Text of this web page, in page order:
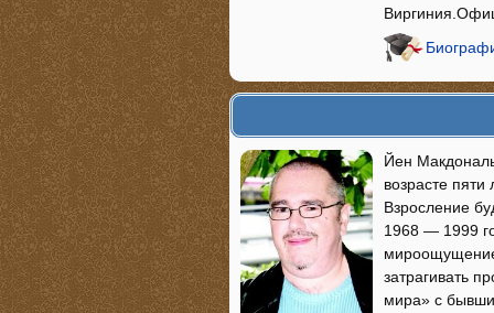
Йен
возрасте
Взросление
1968 — 1999
затрагивать
мира» с